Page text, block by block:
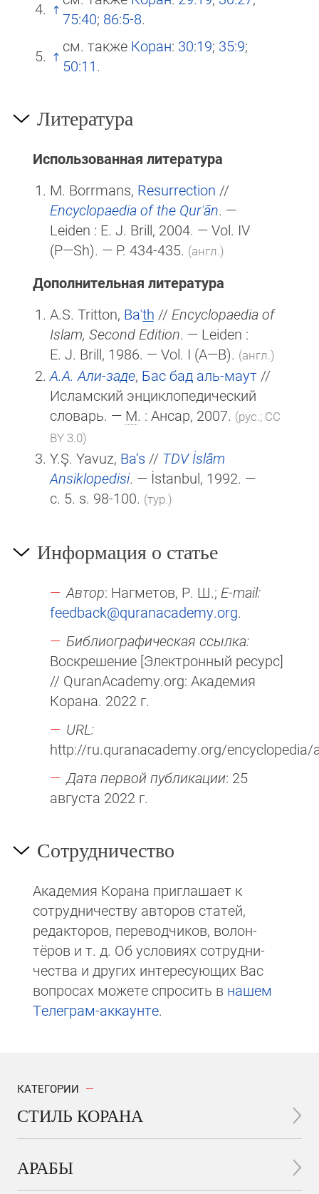
75:40; 86:5-8.
см. также Коран: 30:19; 35:9;
50:11.
Литература
Использованная литература
M. Borrmans, Resurrection //
Encyclopaedia of the Qurʾān. —
Leiden : E. J. Brill, 2004. — Vol. IV
(P—Sh). — P. 434-435. (англ.)
Дополнительная литература
A.S. Tritton, Baʿt̲h̲ // Encyclopaedia of
Islam, Second Edition. — Leiden :
E. J. Brill, 1986. — Vol. I (A—B). (англ.)
А.А. Али-заде, Бас бад аль-маут //
Исламский энциклопедический
словарь. — М. : Ансар, 2007. (рус.; CC
BY 3.0)
Y.Ş. Yavuz, Ba‘s // TDV İslâm
Ansiklopedisi. — İstanbul, 1992. —
c. 5. s. 98-100. (тур.)
Информация о статье
Автор: Нагметов, Р. Ш.; E-mail:
feedback@quranacademy.org.
Библиографическая ссылка:
Воскрешение [Электронный ресурс]
// QuranAcademy.org: Академия
Корана. 2022 г.
URL:
http://ru.quranacademy.org/encyclopedia/
Дата первой публикации: 25
августа 2022 г.
Сотрудничество
Академия Корана при­гла­ша­ет к
сотруд­ни­чест­ву авторов статей,
редакто­ров, пере­вод­чи­ков, волон­
тёров и т. д. Об ус­ло­виях сотрудни­
чест­ва и других интере­сую­щих Вас
вопросах мо­же­те спросить в на­шем
Те­ле­грам-ак­каунте.
КАТЕГОРИИ
СТИЛЬ КОРАНА
АРАБЫ